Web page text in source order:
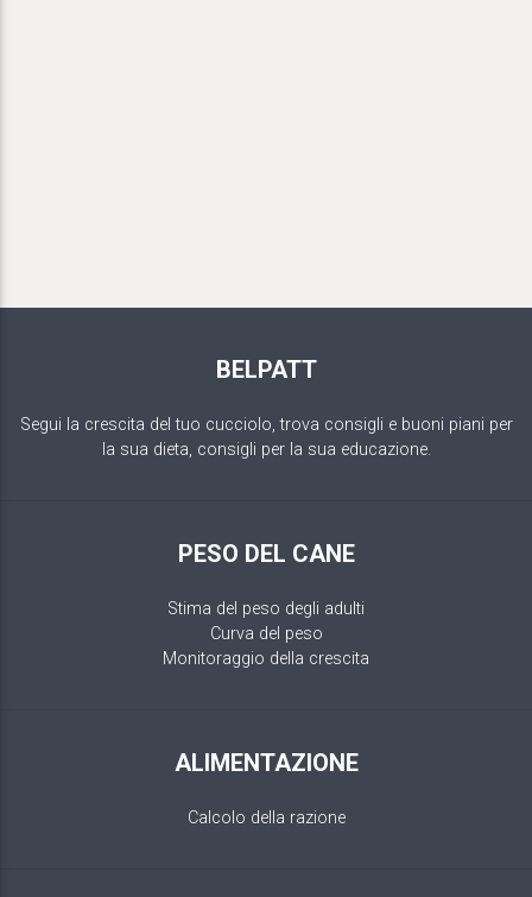
BELPATT
Segui la crescita del tuo cucciolo, trova consigli e buoni piani per
la sua dieta, consigli per la sua educazione.
PESO DEL CANE
Stima del peso degli adulti
Curva del peso
Monitoraggio della crescita
ALIMENTAZIONE
Calcolo della razione